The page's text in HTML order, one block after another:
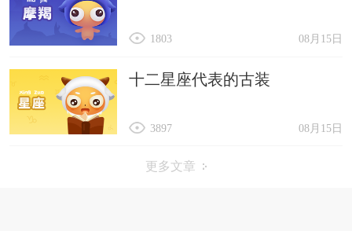
08月15日
1803
十二星座代表的古装
08月15日
3897
更多文章